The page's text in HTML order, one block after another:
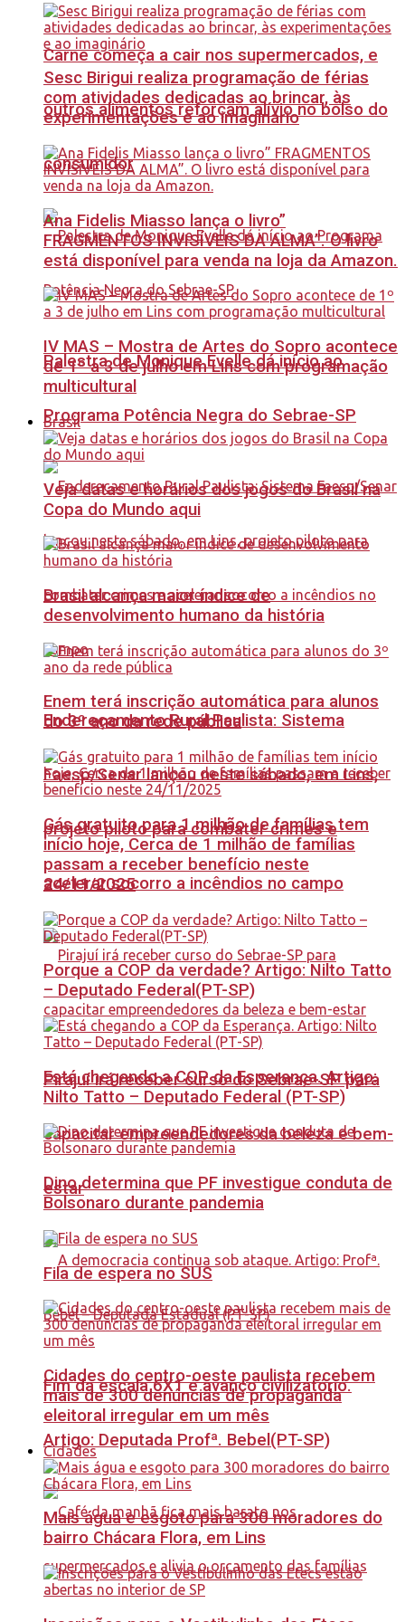
Carne começa a cair nos supermercados, e
outros alimentos reforçam alívio no bolso do
consumidor
Palestra de Monique Evelle dá início ao
Programa Potência Negra do Sebrae-SP
Endereçamento Rural Paulista: Sistema
Faesp/Senar lançou neste sábado, em Lins,
projeto piloto para combater crimes e
acelerar socorro a incêndios no campo
Pirajuí irá receber curso do Sebrae-SP para
capacitar empreendedores da beleza e bem-
estar
Fim da escala 6X1 é avanço civilizatório.
Artigo: Deputada Profª. Bebel(PT-SP)
Sesc Birigui realiza programação de férias
com atividades dedicadas ao brincar, às
experimentações e ao imaginário
Ana Fidelis Miasso lança o livro”
FRAGMENTOS INVISÍVEIS DA ALMA”. O livro
está disponível para venda na loja da Amazon.
IV MAS – Mostra de Artes do Sopro acontece
de 1º a 3 de julho em Lins com programação
multicultural
Brasil
Veja datas e horários dos jogos do Brasil na
Copa do Mundo aqui
Brasil alcança maior índice de
desenvolvimento humano da história
Enem terá inscrição automática para alunos
do 3º ano da rede pública
Gás gratuito para 1 milhão de famílias tem
início hoje, Cerca de 1 milhão de famílias
passam a receber benefício neste
24/11/2025
Porque a COP da verdade? Artigo: Nilto Tatto
– Deputado Federal(PT-SP)
Está chegando a COP da Esperança. Artigo:
Nilto Tatto – Deputado Federal (PT-SP)
Dino determina que PF investigue conduta de
Bolsonaro durante pandemia
Fila de espera no SUS
Cidades do centro-oeste paulista recebem
mais de 300 denúncias de propaganda
eleitoral irregular em um mês
Cidades
Mais água e esgoto para 300 moradores do
bairro Chácara Flora, em Lins